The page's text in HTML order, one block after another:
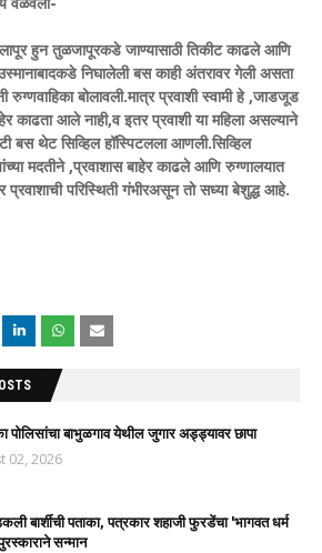
हुन तुळजापूरकडे जाण्यासाठी तिकीट काढले आणि
निघालेली बस काही अंतरावर गेली असता
बोलावली.मात्र प्रवाशी स्वामी हे ,जाडजूड
काढता आले नाही,व इतर प्रवाशी या महिला असल्याने
थेट सिव्हिल हॉस्पिटलला आणली.सिव्हिल
मदतीने ,प्रवाशास बाहेर काढले आणि रुग्णालयात
प्रवाशाची परिस्थिती गंभीरअसून तो सध्या बेशुद्ध आहे.
पोलिसांचा बाभुळगाव येथील जुगार अड्ड्यावर छापा
02, 2026
बार्शीची पताका, पत्रकार शहाजी फुरडेंचा 'भागवत धर्म
सन्मान